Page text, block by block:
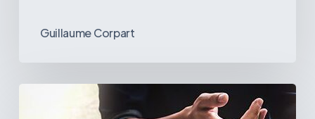
Guillaume Corpart